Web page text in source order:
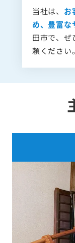
当社は、 お
め、豊富な
田市で、ぜ
頼ください。